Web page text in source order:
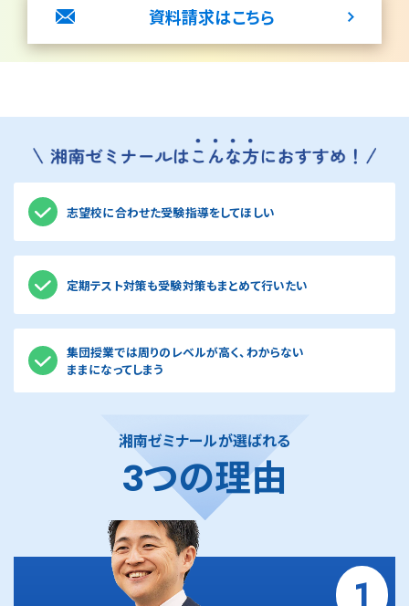
資料請求はこちら
志望校に合わせた受験指導をしてほしい
定期テスト対策も受験対策もまとめて行いたい
集団授業では周りのレベルが高く、わからない
ままになってしまう
湘南ゼミナールが選ばれる
3つの理由
1